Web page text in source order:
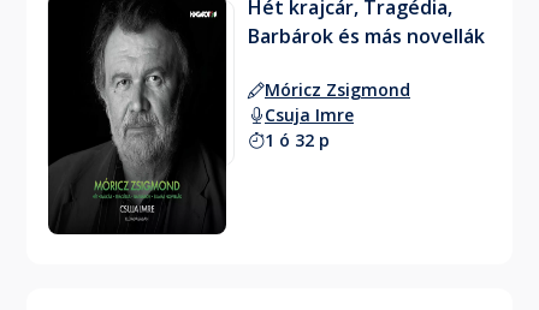
Hét krajcár, Tragédia,
Barbárok és más novellák
Móricz Zsigmond
Csuja Imre
1 ó 32 p